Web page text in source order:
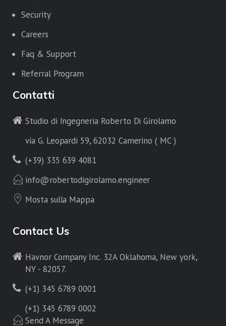
Security
Careers
Faq & Support
Referral Program
Contatti
Studio di Ingegneria Roberto Di Girolamo
via G. Leopardi 59, 62032 Camerino ( MC )
(+39) 335 639 4081
info@robertodigirolamo.engineer
Mosta sulla Mappa
Contact Us
Havnor Company Inc. 32A Oklahoma, New york,
NY - 82057.
(+1) 345 6789 0001
(+1) 345 6789 0002
Send A Message